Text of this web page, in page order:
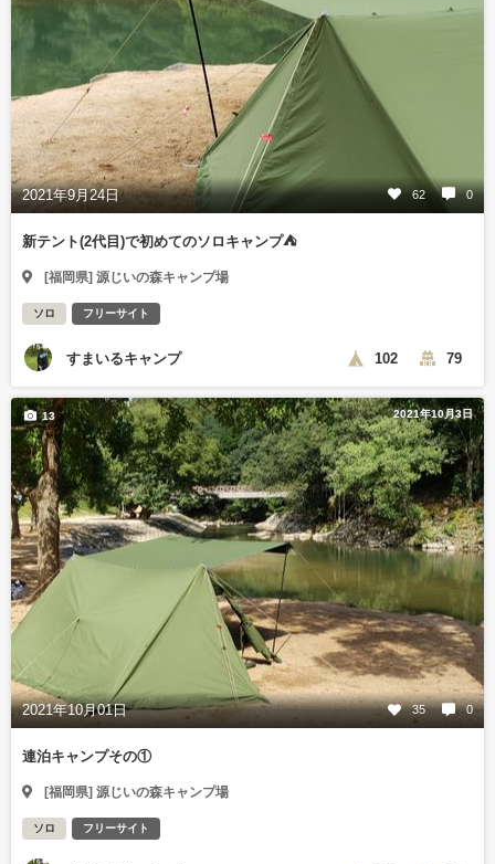
2021年9月24日 62 0
新テント(2代目)で初めてのソロキャンプ⛺
[福岡県] 源じいの森キャンプ場
ソロ フリーサイト
すまいるキャンプ 102 79
2021年10月3日
2021年10月01日 35 0
13
連泊キャンプその①
[福岡県] 源じいの森キャンプ場
ソロ フリーサイト